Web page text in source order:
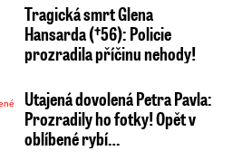
Tragická smrt Glena
Hansarda (†56): Policie
prozradila příčinu nehody!
Utajená dovolená Petra Pavla:
Prozradily ho fotky! Opět v
oblíbené rybí…